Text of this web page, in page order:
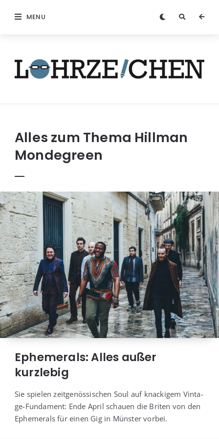
MENU
Alles zum Thema Hillman
Mondegreen
Ephemerals: Alles außer
kurzlebig
Sie spie­len zeit­ge­nös­si­schen Soul auf kna­cki­gem Vin­ta­
ge-Fun­da­ment: Ende April schau­en die Bri­ten von den
Eph­emer­als für einen Gig in Müns­ter vorbei.